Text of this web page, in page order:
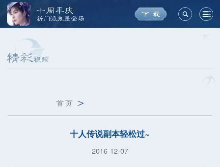
十周年庆
新门派鬼墨登场
首页 >
十人传说副本轻松过~
2016-12-07